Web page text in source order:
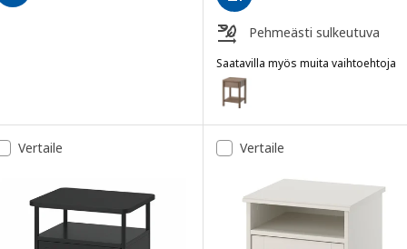
Pehmeästi sulkeutuva
Saatavilla myös muita vaihtoehtoja
TONSTAD
Vaihtoehto: TONSTAD,
Vaihtoehto: TONSTAD,
Vertaile
Vertaile